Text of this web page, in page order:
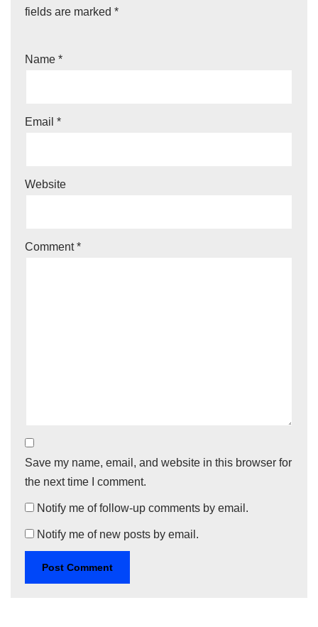
fields are marked *
Name *
Email *
Website
Comment*
Save my name, email, and website in this browser for
the next time I comment.
Notify me of follow-up comments by email.
Notify me of new posts by email.